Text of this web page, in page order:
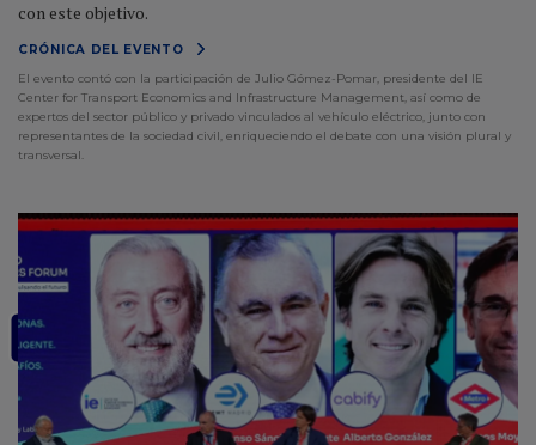
con este objetivo.
CRÓNICA DEL EVENTO
El evento contó con la participación de Julio Gómez-Pomar, presidente del IE
Center for Transport Economics and Infrastructure Management, así como de
expertos del sector público y privado vinculados al vehículo eléctrico, junto con
representantes de la sociedad civil, enriqueciendo el debate con una visión plural y
transversal.